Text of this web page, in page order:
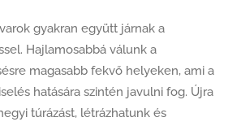
gyakran együtt járnak a
Hajlamosabbá válunk a
magasabb fekvő helyeken, ami a
hatására szintén javulni fog. Újra
túrázást, létrázhatunk és